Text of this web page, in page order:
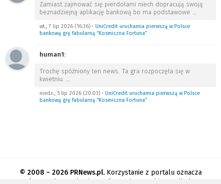
Zamiast zajmować się pierdołami niech dopracują swoją
beznadziejną aplikację bankową bo ma podstawowe …
wt., 7 lip 2026 (16:36) • UniCredit uruchamia pierwszą w Polsce
bankową grę fabularną “Kosmiczna Fortuna”
human1:
Trochę spóźniony ten news. Ta gra rozpoczęła się w
kwietniu. …
niedz., 5 lip 2026 (20:03) • UniCredit uruchamia pierwszą w Polsce
bankową grę fabularną “Kosmiczna Fortuna”
© 2008 − 2026 PRNews.pl.Korzystanie z portalu oznacza
akceptację
regulaminu Informacja o cookies Polityka